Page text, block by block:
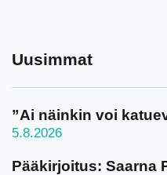
Uusimmat
”Ai näinkin voi
5.8.2026
Pääkirjoitus: Saarna